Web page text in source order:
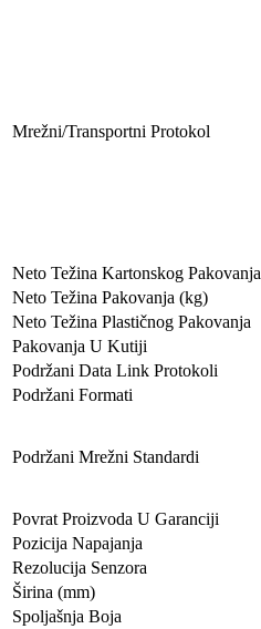
Mrežni/Transportni Protokol
Neto Težina Kartonskog Pakovanja
Neto Težina Pakovanja (kg)
Neto Težina Plastičnog Pakovanja
Pakovanja U Kutiji
Podržani Data Link Protokoli
Podržani Formati
Podržani Mrežni Standardi
Povrat Proizvoda U Garanciji
Pozicija Napajanja
Rezolucija Senzora
Širina (mm)
Spoljašnja Boja